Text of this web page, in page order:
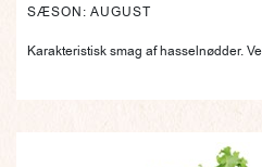
SÆSON: AUGUST
Karakteristisk smag af hasselnødder.